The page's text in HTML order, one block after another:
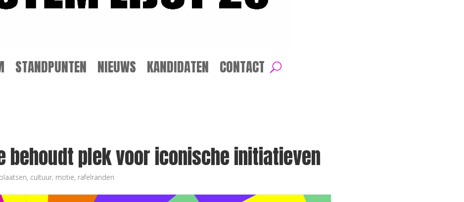
STANDPUNTEN NIEUWS KANDIDATEN CONTACT
behoudt plek voor iconische initiatieven
, cultuur, motie, rafelranden